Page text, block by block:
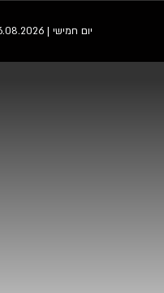
יום חמישי | 06.08.2026